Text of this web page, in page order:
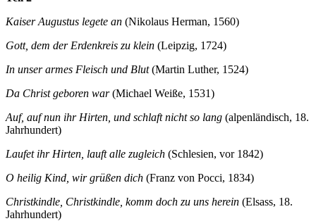
Kaiser Augustus legete an (Nikolaus Herman, 1560)
Gott, dem der Erdenkreis zu klein (Leipzig, 1724)
In unser armes Fleisch und Blut(Martin Luther, 1524)
Da Christ geboren war(Michael Weiße, 1531)
Auf, auf nun ihr Hirten, und schlaft nicht so lang (alpenländisch, 18.
Jahrhundert)
Laufet ihr Hirten, lauft alle zugleich (Schlesien, vor 1842)
O heilig Kind, wir grüßen dich (Franz von Pocci, 1834)
Christkindle, Christkindle, komm doch zu uns herein (Elsass, 18.
Jahrhundert)